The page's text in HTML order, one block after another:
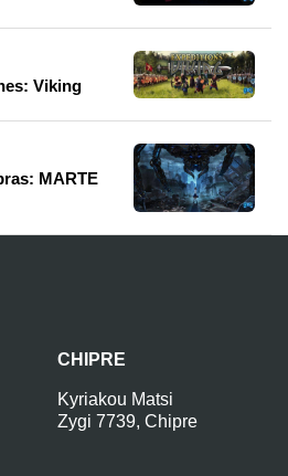
Viking
MARTE
CHIPRE
Kyriakou Matsi
Zygi 7739, Chipre